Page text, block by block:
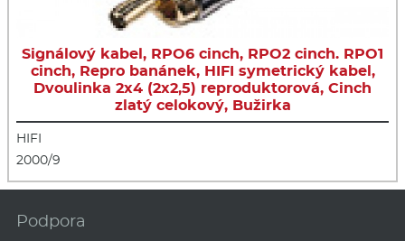
Signálový kabel, RPO6 cinch, RPO2 cinch. RPO1
cinch, Repro banánek, HIFI symetrický kabel,
Dvoulinka 2x4 (2x2,5) reproduktorová, Cinch
zlatý celokový, Bužirka
HIFI
2000/9
Podpora